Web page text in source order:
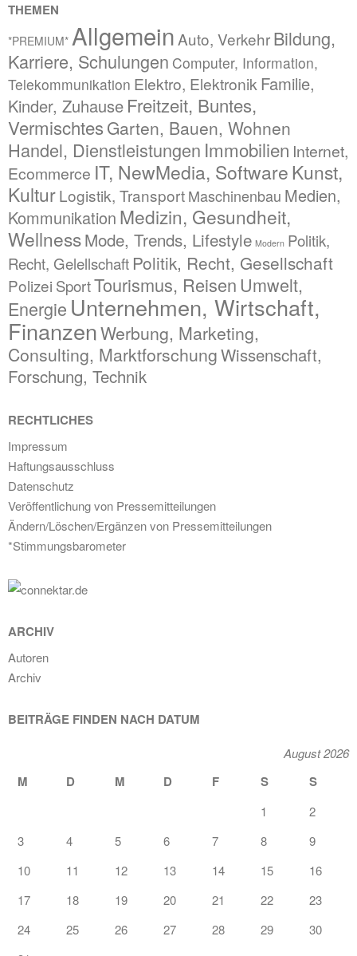
THEMEN
*PREMIUM* Allgemein Auto, VerkehrBildung,
Karriere, Schulungen Computer, Information,
Telekommunikation Elektro, Elektronik Familie,
Kinder, Zuhause Freitzeit, Buntes,
Vermischtes Garten, Bauen, Wohnen
Handel, Dienstleistungen Immobilien Internet,
Ecommerce IT, NewMedia, SoftwareKunst,
KulturLogistik, TransportMaschinenbau Medien,
Kommunikation Medizin, Gesundheit,
WellnessMode, Trends, Lifestyle Modern Politik,
Recht, Gelellschaft Politik, Recht, Gesellschaft
Polizei SportTourismus, Reisen Umwelt,
Energie Unternehmen, Wirtschaft,
FinanzenWerbung, Marketing,
Consulting, MarktforschungWissenschaft,
Forschung, Technik
RECHTLICHES
Impressum
Haftungsausschluss
Datenschutz
Veröffentlichung von Pressemitteilungen
Ändern/Löschen/Ergänzen von Pressemitteilungen
*Stimmungsbarometer
ARCHIV
Autoren
Archiv
BEITRÄGE FINDEN NACH DATUM
August 2026
M D M D F S S
1
2
3
4 5 6 7 8
9
10
11 12 13 14 15
16
17
18 19 20 21 22
23
24
25 26 27 28 29
30